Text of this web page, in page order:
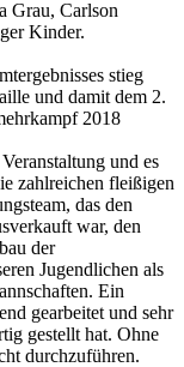
Grau, Carlson
Kinder.
stieg
und damit dem 2.
2018
und es
zahlreichen fleißigen
das den
war, den
der
Jugendlichen als
Ein
gearbeitet und sehr
gestellt hat. Ohne
durchzuführen.